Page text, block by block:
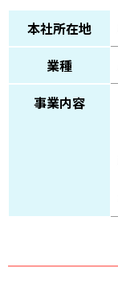
本社所在地
業種
事業内容